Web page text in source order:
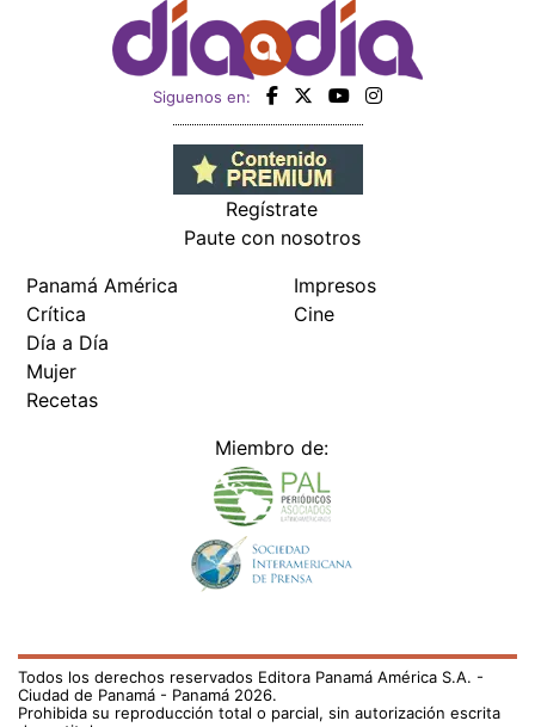
Siguenos en:
Regístrate
Paute con nosotros
Panamá América
Crítica
Día a Día
Mujer
Recetas
Impresos
Cine
Miembro de:
Todos los derechos reservados Editora Panamá América S.A. -
Ciudad de Panamá - Panamá 2026.
Prohibida su reproducción total o parcial, sin autorización escrita